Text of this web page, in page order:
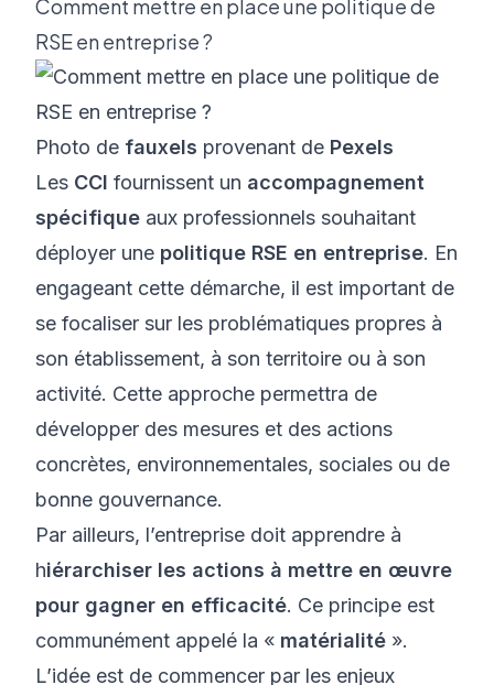
Comment mettre en place une politique de
RSE en entreprise ?
Photo de fauxels provenant de Pexels
Les CCI fournissent un accompagnement
spécifique aux professionnels souhaitant
déployer une politique RSE en entreprise. En
engageant cette démarche, il est important de
se focaliser sur les problématiques propres à
son établissement, à son territoire ou à son
activité. Cette approche permettra de
développer des mesures et des actions
concrètes, environnementales, sociales ou de
bonne gouvernance.
Par ailleurs, l’entreprise doit apprendre à
hiérarchiser les actions à mettre en œuvre
pour gagner en efficacité. Ce principe est
communément appelé la « matérialité ».
L’idée est de commencer par les enjeux